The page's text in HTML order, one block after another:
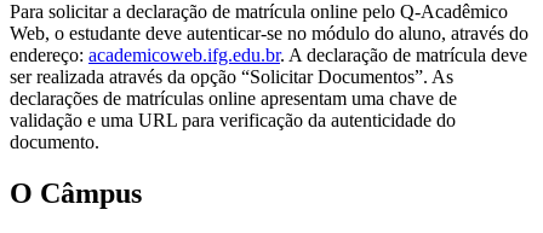
Para solicitar a declaração de matrícula online pelo Q-Acadêmico
Web, o estudante deve autenticar-se no módulo do aluno, através do
endereço: academicoweb.ifg.edu.br. A declaração de matrícula deve
ser realizada através da opção “Solicitar Documentos”. As
declarações de matrículas online apresentam uma chave de
validação e uma URL para verificação da autenticidade do
documento.
O Câmpus